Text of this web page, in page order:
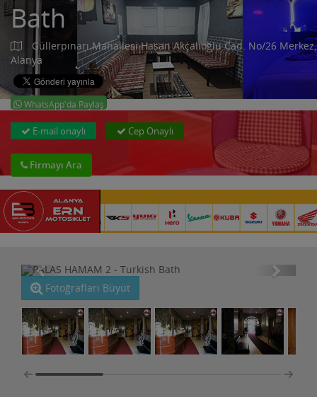
Bath
Güllerpınarı Mahallesi Hasan Akçalıoğlu Cad. No/26 Merkez,
Alanya
WhatsApp'da Paylaş
E-mail onaylı Cep Onaylı
Firmayı Ara
Fotoğrafları Büyüt